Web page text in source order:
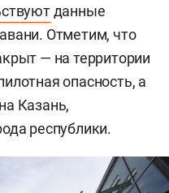
данные
Отметим, что
— на территории
опасность, а
Казань,
республики.